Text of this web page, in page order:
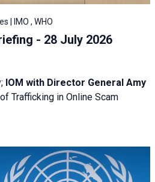
| IMO , WHO
- 28 July 2026
IOM with Director General Amy
Trafficking in Online Scam